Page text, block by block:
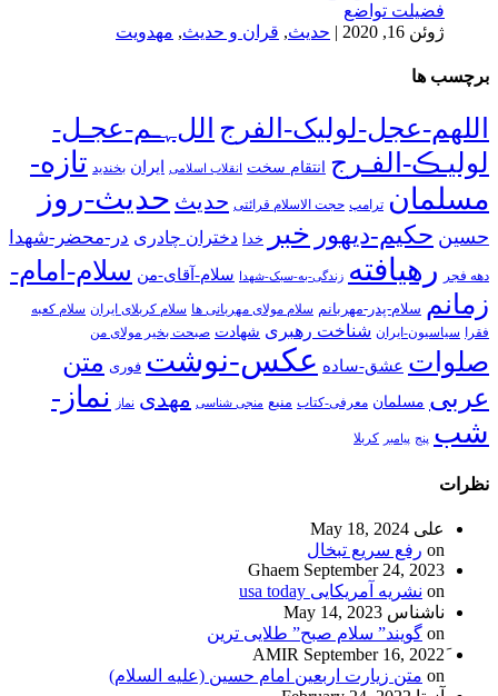
فضیلت تواضع
ژوئن 16, 2020
| حدیث, قران و حدیث, مهدویت
برچسب ها
اللهم-عجل-لولیک-الفرج اللﮩـم-عجـل-
لولیـڪ-الفـرج انتقام سخت انقلاب اسلامی ایران بخندید تازه-
مسلمان ترامپ حجت الاسلام قرائتی حدیث حدیث-روز
حسین حکیم-دیهور خبر خدا دختران چادری در-محضر-شهدا
دهه فجر رهیافته زندگی-به-سبک-شهدا سلام-آقای-من سلام-امام-
زمانم سلام-پدر-مهربانم سلام مولای مهربانی ها سلام کربلای ایران سلام کعبه
فقرا سیاسیون-ایران شناخت رهبری شهادت صبحت بخیر مولای من
صلوات عشق-ساده عکس-نوشت فوری متن
عربی مسلمان معرفی-کتاب منبع منجی شناسی مهدی نماز
نماز-
شب پنج پیامبر کربلا
نظرات
علی May 18, 2024
on رفع سریع تبخال
Ghaem September 24, 2023
on نشریه آمریکایی usa today
ناشناس May 14, 2023
on گویند” سلام صبح” طلایی ترین
September 16, 2022
on متن زیارت اربعین امام حسین (علیه السلام)